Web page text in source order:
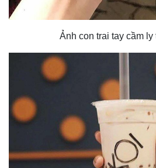
Ảnh con trai tay cầm